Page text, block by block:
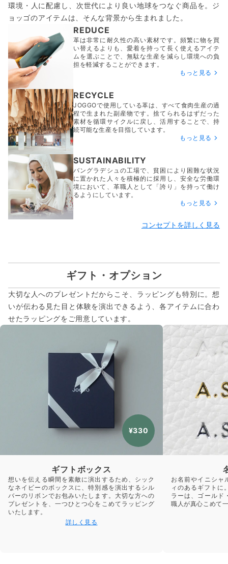
環境・人に配慮し、次世代により良い地球をつなぐ商品を。ジ
ョッゴのアイテムは、 そんな背景から生まれました。
REDUCE
革は非常に耐久性の高い素材です。頻繁に物を買
い替えるよりも、愛着を持って長く使えるアイテ
ムを選ぶことで、無駄な生産を減らし環境への負
担を軽減することができます。
もっと見る
RECYCLE
JOGGOで使用している革は、すべて食肉生産の過
程で生まれた副産物です。捨てられるはずだった
素材を循環サイクルに戻し、活用することで、持
続可能な生産を目指しています。
もっと見る
SUSTAINABILITY
バングラデシュの工場で、貧困により困難な状況
に置かれた人々を積極的に採用し、安全な労働環
境において、革職人として「誇り」を持って働け
るようにしています。
もっと見る
コンセプトを詳しく見る
ギフト・オプション
大切な人へのプレゼントだからこそ、ラッピングも特別に。想
いが伝わる見た目と体験を演出できるよう、各アイテムに合わ
せたラッピングをご用意しています。
¥330
ギフトボックス
想いを伝える瞬間を素敵に演出するため、シック
なネイビーのボックスに、特別感を演出するシル
バーのリボンでお包みいたします。大切な方への
プレゼントを、一つひとつ心をこめてラッピング
いたします。
詳しく見る
お名前やイニシャ
ィのあるギフトに
ラーは、ゴールド
職人が真心こめて